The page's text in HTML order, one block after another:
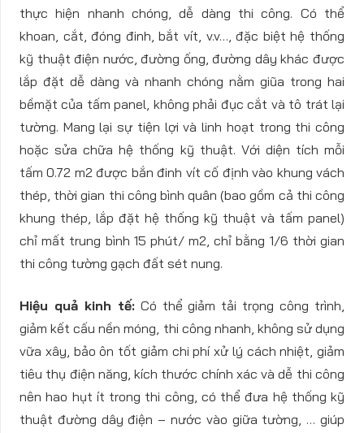
thực hiện nhanh chóng, dễ dàng thi công. Có thể
khoan, cắt, đóng đinh, bắt vít, v.v…, đặc biệt hệ thống
kỹ thuật điện nước, đường ống, đường dây khác được
lắp đặt dễ dàng và nhanh chóng nằm giũa trong hai
bềmặt của tấm panel, không phải đục cắt và tô trát lại
tường. Mang lại sự tiện lợi và linh hoạt trong thi công
hoặc sửa chữa hệ thống kỹ thuật. Với diện tích mỗi
tấm 0.72 m2 được bắn đinh vít cố định vào khung vách
thép, thời gian thi công bình quân (bao gồm cả thi công
khung thép, lắp đặt hệ thống kỹ thuật và tấm panel)
chỉ mất trung bình 15 phút/ m2, chỉ bằng 1/6 thời gian
thi công tường gạch đất sét nung.
Hiệu quả kinh tế:Có thể giảm tải trọng công trình,
giảm kết cấu nền móng, thi công nhanh, không sử dụng
vữa xây, bảo ôn tốt giảm chi phí xử lý cách nhiệt, giảm
tiêu thụ điện năng, kích thước chính xác và dễ thi công
nên hao hụt ít trong thi công, có thể đưa hệ thống kỹ
thuật đường dây điện – nước vào giữa tường, … giúp